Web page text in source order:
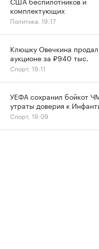
комплектующих
Политика, 19:17
Клюшку Овечкина
аукционе за ₽940 тыс.
Спорт, 19:11
УЕФА сохранил бойкот
утраты доверия к
Спорт, 19:09